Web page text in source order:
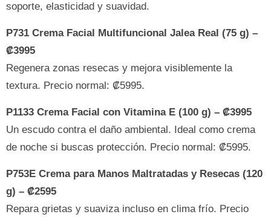
soporte, elasticidad y suavidad.
P731 Crema Facial Multifuncional Jalea Real (75 g) –
₡3995
Regenera zonas resecas y mejora visiblemente la
textura. Precio normal: ₡5995.
P1133 Crema Facial con Vitamina E (100 g) – ₡3995
Un escudo contra el daño ambiental. Ideal como crema
de noche si buscas protección. Precio normal: ₡5995.
P753E Crema para Manos Maltratadas y Resecas (120
g) – ₡2595
Repara grietas y suaviza incluso en clima frío. Precio